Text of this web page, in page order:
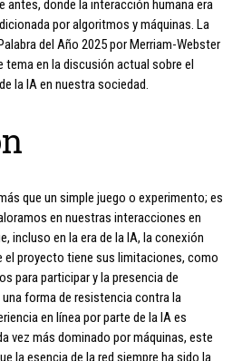
antes, donde la interacción humana era
por algoritmos y máquinas. La
del Año 2025 por Merriam-Webster
tema en la discusión actual sobre el
la IA en nuestra sociedad.
que un simple juego o experimento; es
en nuestras interacciones en
incluso en la era de la IA, la conexión
el proyecto tiene sus limitaciones, como
para participar y la presencia de
forma de resistencia contra la
en línea por parte de la IA es
vez más dominado por máquinas, este
la esencia de la red siempre ha sido la